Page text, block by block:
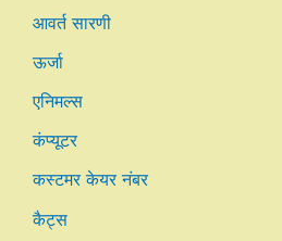
आवर्त सारणी
ऊर्जा
एनिमल्स
कंप्यूटर
कस्टमर केयर नंबर
कैट्स